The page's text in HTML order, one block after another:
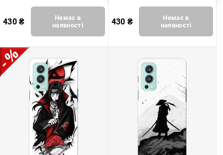
430₴
Немає в
наявності
430 ₴
Немає в
наявності